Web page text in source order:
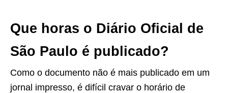
Que horas o Diário Oficial de
São Paulo é publicado?
Como o documento não é mais publicado em um
jornal impresso, é difícil cravar o horário de